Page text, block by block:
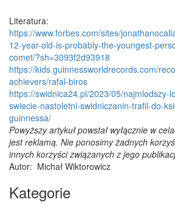
Literatura:
https://www.forbes.com/sites/
12-year-old-is-probably-the-youngest-
comet/?sh=3093f2d93918
https://kids.guinnessworldrecords.com/
achievers/rafal-biros
https://swidnica24.pl/2023/05/najmlodszy-
swiecie-nastoletni-swidniczanin-trafil-do-
guinnessa/
Powyższy artykuł powstał wyłącznie w
jest reklamą. Nie ponosimy żadnych
innych korzyści związanych z jego
Autor: Michał Wiktorowicz
Kategorie